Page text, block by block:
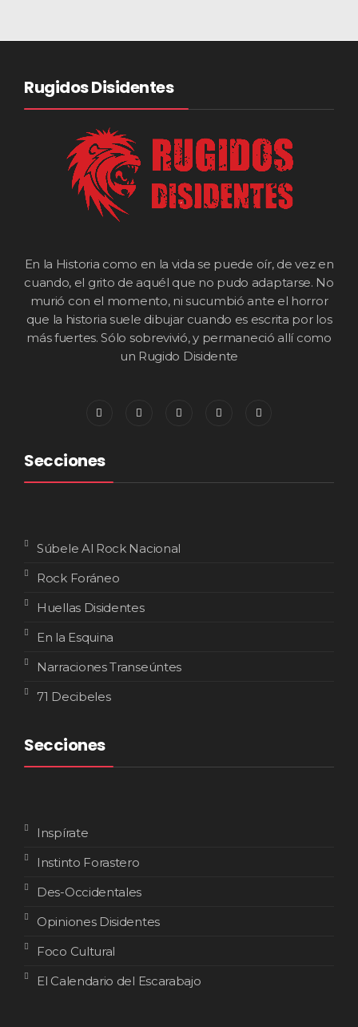
Rugidos Disidentes
En la Historia como en la vida se puede oír, de vez en
cuando, el grito de aquél que no pudo adaptarse. No
murió con el momento, ni sucumbió ante el horror
que la historia suele dibujar cuando es escrita por los
más fuertes. Sólo sobrevivió, y permaneció allí como
un Rugido Disidente
Secciones
Súbele Al Rock Nacional
Rock Foráneo
Huellas Disidentes
En la Esquina
Narraciones Transeúntes
71 Decibeles
Secciones
Inspírate
Instinto Forastero
Des-Occidentales
Opiniones Disidentes
Foco Cultural
El Calendario del Escarabajo